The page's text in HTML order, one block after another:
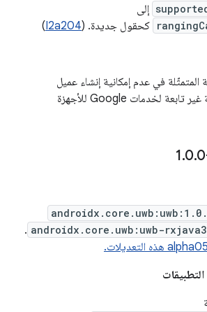
إلى
كحقول جديدة. (I2a204
)
المتمثّلة في عدم إمكانية إنشاء عميل
UWB في منطقة غير تابعة لخدمات Google للأجهزة
.0.
androidx.core.uwb:uwb-
.